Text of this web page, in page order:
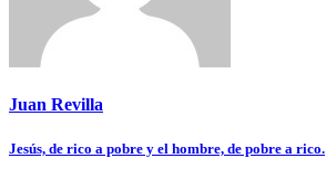
Juan Revilla
Navegación
Jesús, de rico a pobre y el hombre, de pobre a rico.